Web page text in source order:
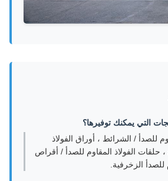
يمكنك توفيرها؟
/ الشرائط ، أوراق الفولاذ
الفولاذ المقاوم للصدأ / أقراص
الزخرفية.